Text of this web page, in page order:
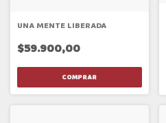
UNA MENTE LIBERADA
$59.900,00